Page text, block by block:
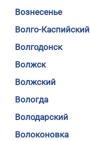
Вознесенье
Волго-Каспийский
Волгодонск
Волжск
Волжский
Вологда
Володарский
Волоконовка